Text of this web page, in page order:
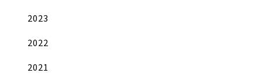
2023
2022
2021